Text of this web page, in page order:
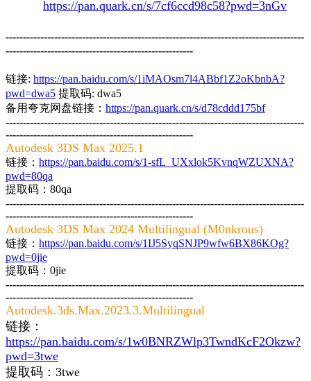
https://pan.quark.cn/s/7cf6ccd98c58?pwd=3nGv
--------------------------------------------------------------------------------------
------------------------------------------------------
链接: https://pan.baidu.com/s/1iMAOsm7l4ABbf1Z2oKbnbA?
pwd=dwa5 提取码: dwa5
备用夸克网盘链接： https://pan.quark.cn/s/d78cddd175bf
--------------------------------------------------------------------------------------
------------------------------------------------------
Autodesk 3DS Max 2025.1
链接： https://pan.baidu.com/s/1-sfL_UXxlok5KvnqWZUXNA?
pwd=80qa
提取码：80qa
--------------------------------------------------------------------------------------
------------------------------------------------------
Autodesk 3DS Max 2024 Multilingual (M0nkrous)
链接： https://pan.baidu.com/s/1IJ5SyqSNJP9wfw6BX86KOg?
pwd=0jie
提取码：0jie
--------------------------------------------------------------------------------------
------------------------------------------------------
Autodesk.3ds.Max.2023.3.Multilingual
链接：
https://pan.baidu.com/s/1w0BNRZWlp3TwndKcF2Okzw?
pwd=3twe
提取码：3twe